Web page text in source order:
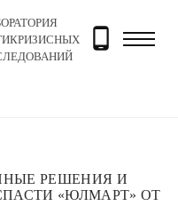
Помогут ли
РЕШЕНИЯ И
«ЮЛМАРТ» ОТ